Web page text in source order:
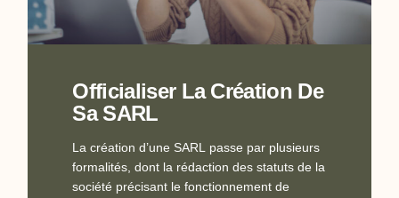
Officialiser La Création De
Sa SARL
La création d’une SARL passe par plusieurs
formalités, dont la rédaction des statuts de la
société précisant le fonctionnement de